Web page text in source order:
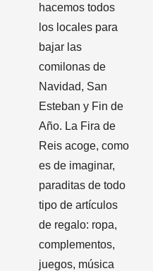
hacemos todos
los locales para
bajar las
comilonas de
Navidad, San
Esteban y Fin de
Año. La Fira de
Reis acoge, como
es de imaginar,
paraditas de todo
tipo de artículos
de regalo: ropa,
complementos,
juegos, música